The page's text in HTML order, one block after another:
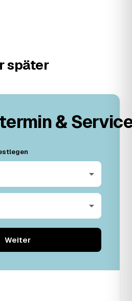
später
&
Weiter